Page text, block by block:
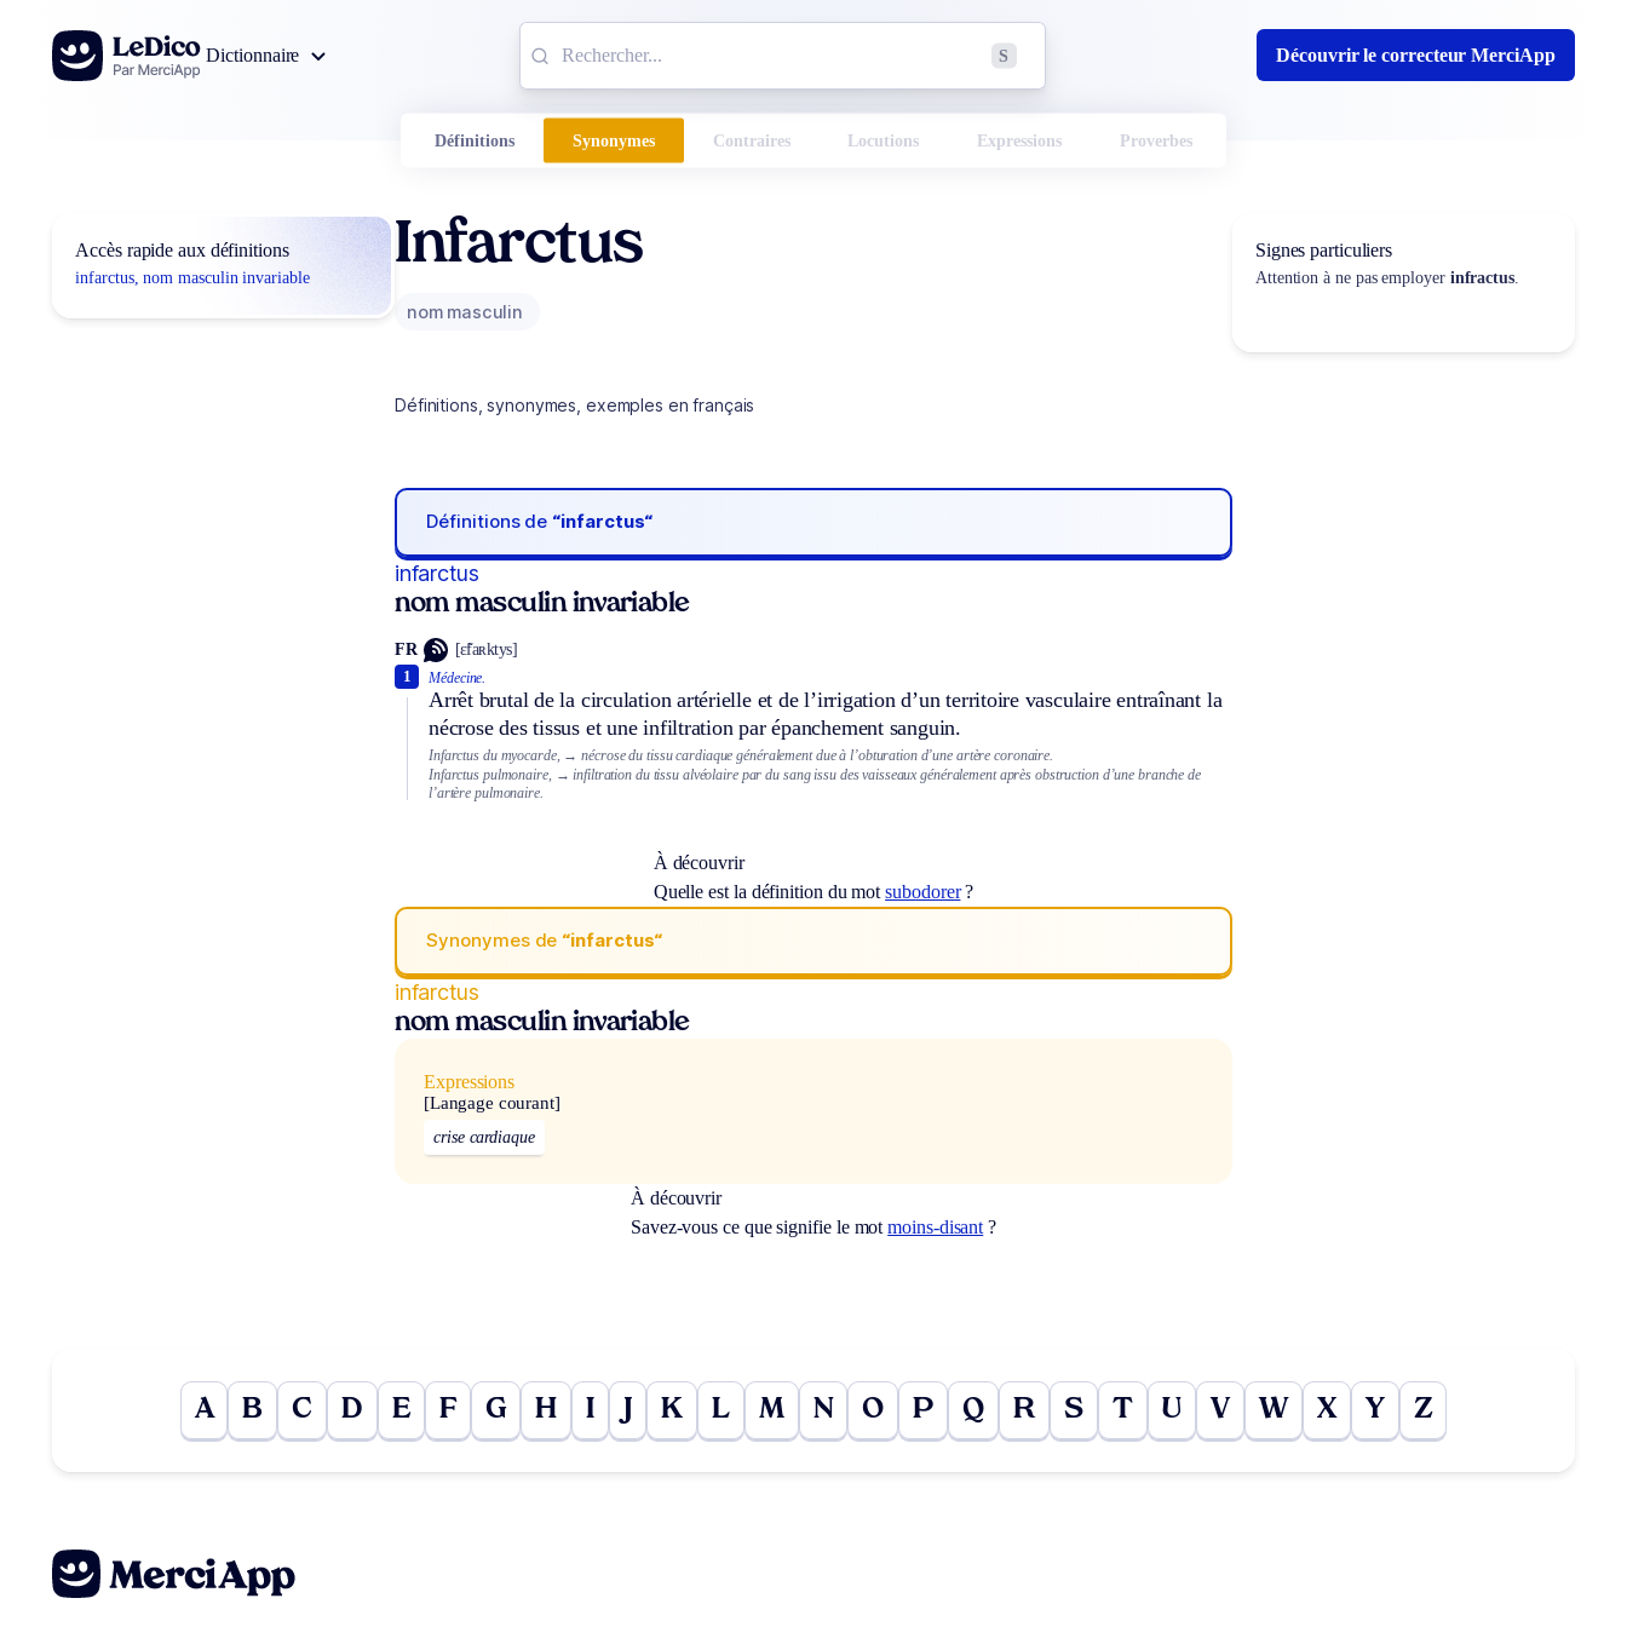
Aller au contenu
Dictionnaire
S Découvrir le correcteur MerciApp
Définitions Synonymes Contraires Locutions Expressions Proverbes
Accès rapide aux définitions
infarctus, nom masculin invariable
Infarctus
nom masculin
Définitions, synonymes, exemples en français
Définitions de “infarctus“
infarctus
nom masculin invariable
FR [ɛ̃faʀktys]
Médecine.
Arrêt brutal de la circulation artérielle et de l’irrigation d’un territoire vasculaire entraînant la
nécrose des tissus et une infiltration par épanchement sanguin.
1
Infarctus du myocarde, → nécrose du tissu cardiaque généralement due à l’obturation d’une artère coronaire.
Infarctus pulmonaire, → infiltration du tissu alvéolaire par du sang issu des vaisseaux généralement après obstruction d’une branche de
l’artère pulmonaire.
À découvrir
Quelle est la définition du motsubodorer?
Synonymes de “infarctus“
infarctus
nom masculin invariable
Expressions
[Langage courant]
crise cardiaque
À découvrir
Savez-vous ce que signifie le motmoins-disant ?
Signes particuliers
Attention à ne pas employer infractus.
A B C D E F G H I K L M N O P Q R S T U V W X Y Z